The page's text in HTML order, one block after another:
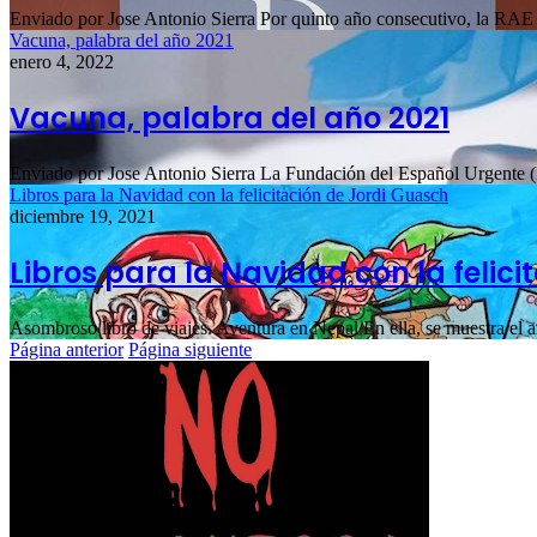
Enviado por Jose Antonio Sierra Por quinto año consecutivo, la
Vacuna, palabra del año 2021
enero 4, 2022
Vacuna, palabra del año 2021
Enviado por Jose Antonio Sierra La Fundación del Español
Libros para la Navidad con la felicitación de Jordi Guasch
diciembre 19, 2021
Libros para la Navidad con la
Asombroso libro de viajes. Aventura en Nepal En ella, se muestra
Página anterior Página siguiente